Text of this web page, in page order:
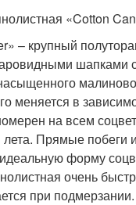
«Cotton
– крупный
шапками
меняется в
на всем
Прямые побеги
форму
очень
при подмерзании.